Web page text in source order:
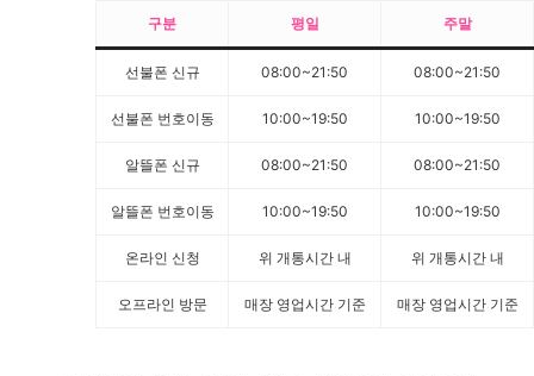
구분 평일 주말
선불폰 신규 08:00~21:50 08:00~21:50
선불폰 번호이동 10:00~19:50 10:00~19:50
알뜰폰 신규 08:00~21:50 08:00~21:50
알뜰폰 번호이동 10:00~19:50 10:00~19:50
온라인 신청 위 개통시간 내 위 개통시간 내
오프라인 방문 매장 영업시간 기준 매장 영업시간 기준